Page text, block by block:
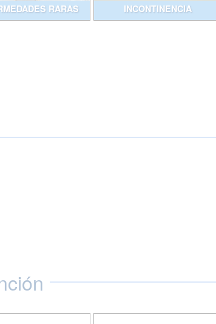
RARAS INCONTINENCIA